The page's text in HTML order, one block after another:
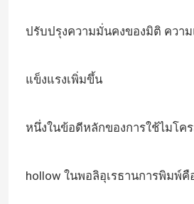
ปรับปรุงความมั่นคงของมิติ ควา
แข็งแรงเพิ่มขึ้น
หนึ่งในข้อดีหลักของการใช้ไมโค
hollow ในพอลิอุเรธานการพิมพ์คื